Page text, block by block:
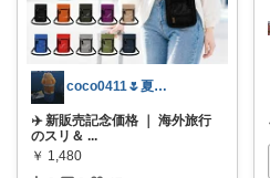
coco0411🌷夏グッズ色々🌻
✈️ 新販売記念価格 ｜ 海外旅行
のスリ＆ ...
￥ 1,480